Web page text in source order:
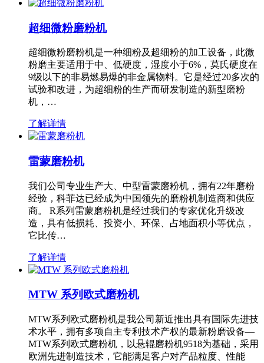
超细微粉磨粉机
超细微粉磨粉机是一种细粉及超细粉的加工设备，此微
粉磨主要适用于中、低硬度，湿度小于6%，莫氏硬度在
9级以下的非易燃易爆的非金属物料。它是经过20多次的
试验和改进，为超细粉的生产而研发制造的新型磨粉
机，…
了解详情
雷蒙磨粉机
我们公司专业生产大、中型雷蒙磨粉机，拥有22年磨粉
经验，科菲达已经成为中国领先的磨粉机制造商和供应
商。 R系列雷蒙磨粉机是经过我们的专家优化升级改
造，具有低损耗、投资小、环保、占地面积小等优点，
它比传…
了解详情
MTW 系列欧式磨粉机
MTW系列欧式磨粉机是我公司新近推出具有国际先进技
术水平，拥有多项自主专利技术产权的最新粉磨设备—
MTW系列欧式磨粉机，以悬辊磨粉机9518为基础，采用
欧洲先进制造技术，它能满足客户对产品粒度、性能